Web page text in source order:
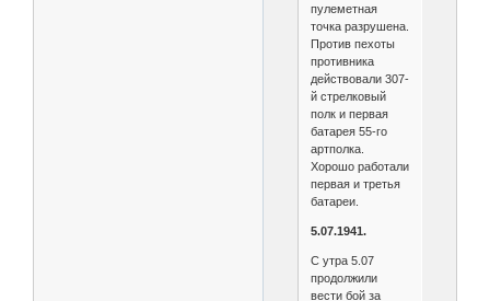
пулеметная
точка разрушена.
Против пехоты
противника
действовали 307-
й стрелковый
полк и первая
батарея 55-го
артполка.
Хорошо работали
первая и третья
батареи.
5.07.1941.
С утра 5.07
продолжили
вести бой за